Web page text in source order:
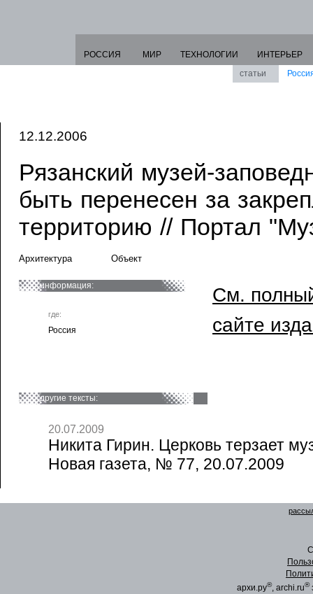
РОССИЯ МИР ТЕХНОЛОГИИ
ИНТЕРЬЕР
статьи
12.12.2006
Рязанский музей-
быть перенесен за
территорию // Портал
Архитектура Объект
информация:
где:
Россия
См.
сайте
другие тексты:
20.07.2009
Никита Гирин. Церковь терзает
Новая газета, № 77, 20.07.2009
архи.ру®, archi.ru®